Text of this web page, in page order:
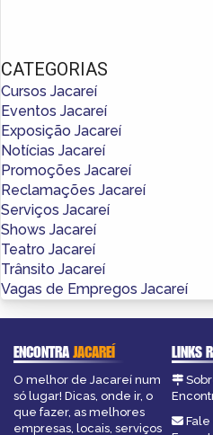
CATEGORIAS
Cursos Jacareí
Eventos Jacareí
Exposição Jacareí
Notícias Jacareí
Promoções Jacareí
Reclamações Jacareí
Serviços Jacareí
Shows Jacareí
Teatro Jacareí
Trânsito Jacareí
Vagas de Empregos Jacareí
ENCONTRAJACAREÍ
O melhor de Jacareí num
só lugar! Dicas, onde ir, o
que fazer, as melhores
empresas, locais, serviços
LINKS